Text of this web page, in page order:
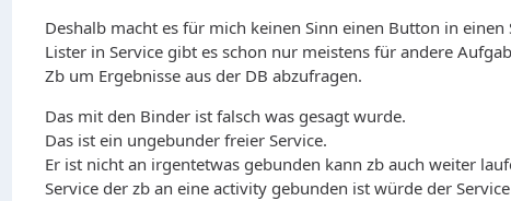
Deshalb macht es für mich keinen Sinn einen Button in
Lister in Service gibt es schon nur meistens für andere
Zb um Ergebnisse aus der DB abzufragen.
Das mit den Binder ist falsch was gesagt wurde.
Das ist ein ungebunder freier Service.
Er ist nicht an irgentetwas gebunden kann zb auch weiter
Service der zb an eine activity gebunden ist würde der